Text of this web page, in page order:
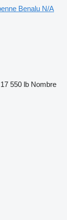
Benalu N/A
17 550 lb Nombre